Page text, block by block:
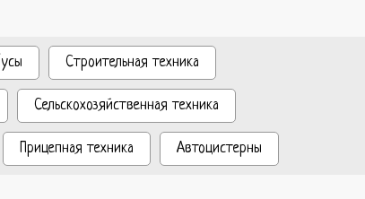
Строительная техника
Сельскохозяйственная техника
Прицепная техника Автоцистерны